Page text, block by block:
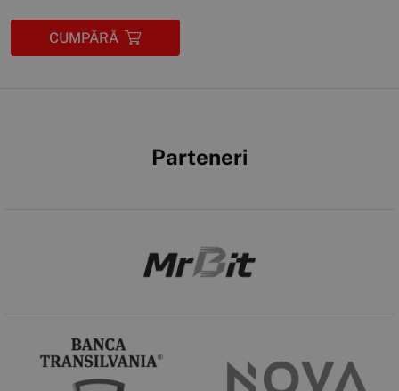
CUMPĂRĂ
Parteneri